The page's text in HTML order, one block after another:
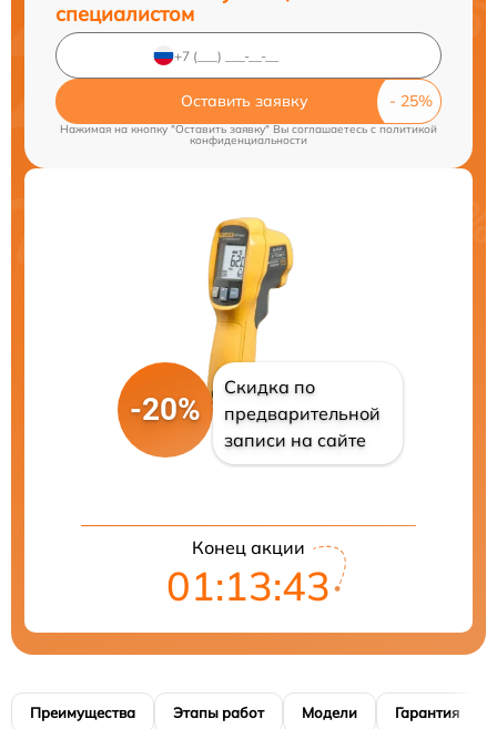
специалистом
Оставить заявку
Нажимая на кнопку "Оставить заявку" Вы соглашаетесь cполитикой
конфиденциальности
-20%
Скидка по
предварительной
записи на сайте
Конец акции
01:13:42
Преимущества Этапы работ Модели Гарантия